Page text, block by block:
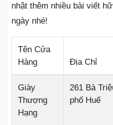
nhật thêm nhiều bài viết
ngày nhé!
Tên Cửa
Hàng
Địa Chỉ
Giày
Thượng
Hạng
261 Bà
phố Huế